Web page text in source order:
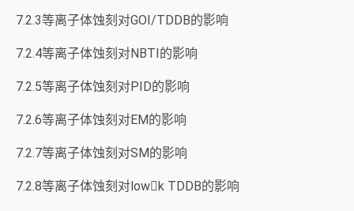
7.2.3等离子体蚀刻对GOI/TDDB的影响
7.2.4等离子体蚀刻对NBTI的影响
7.2.5等离子体蚀刻对PID的影响
7.2.6等离子体蚀刻对EM的影响
7.2.7等离子体蚀刻对SM的影响
7.2.8等离子体蚀刻对lowk TDDB的影响